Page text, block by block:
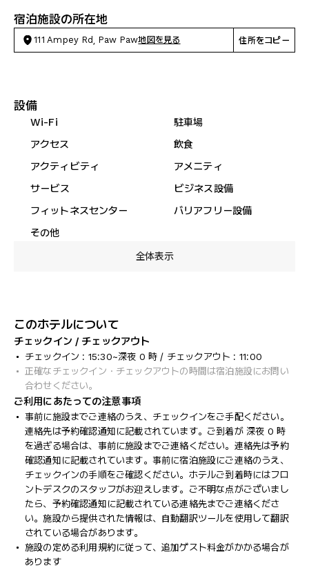
宿泊施設の所在地
111 Ampey Rd, Paw Paw地図を見る 住所をコピー
設備
Wi-Fi
駐車場
アクセス
飲食
アクティビティ
アメニティ
サービス
ビジネス設備
フィットネスセンター
バリアフリー設備
その他
全体表示
このホテルについて
チェックイン / チェックアウト
チェックイン : 15:30~深夜 0 時 / チェックアウト : 11:00
正確なチェックイン・チェックアウトの時間は宿泊施設にお問い
合わせください。
ご利用にあたっての注意事項
事前に施設までご連絡のうえ、チェックインをご手配ください。
連絡先は予約確認通知に記載されています。ご到着が 深夜 0 時
を過ぎる場合は、事前に施設までご連絡ください。連絡先は予約
確認通知に記載されています。事前に宿泊施設にご連絡のうえ、
チェックインの手順をご確認ください。ホテルご到着時にはフロ
ントデスクのスタッフがお迎えします。ご不明な点がございまし
たら、予約確認通知に記載されている連絡先までご連絡くださ
い。施設から提供された情報は、自動翻訳ツールを使用して翻訳
されている場合があります。
施設の定める利用規約に従って、追加ゲスト料金がかかる場合が
あります